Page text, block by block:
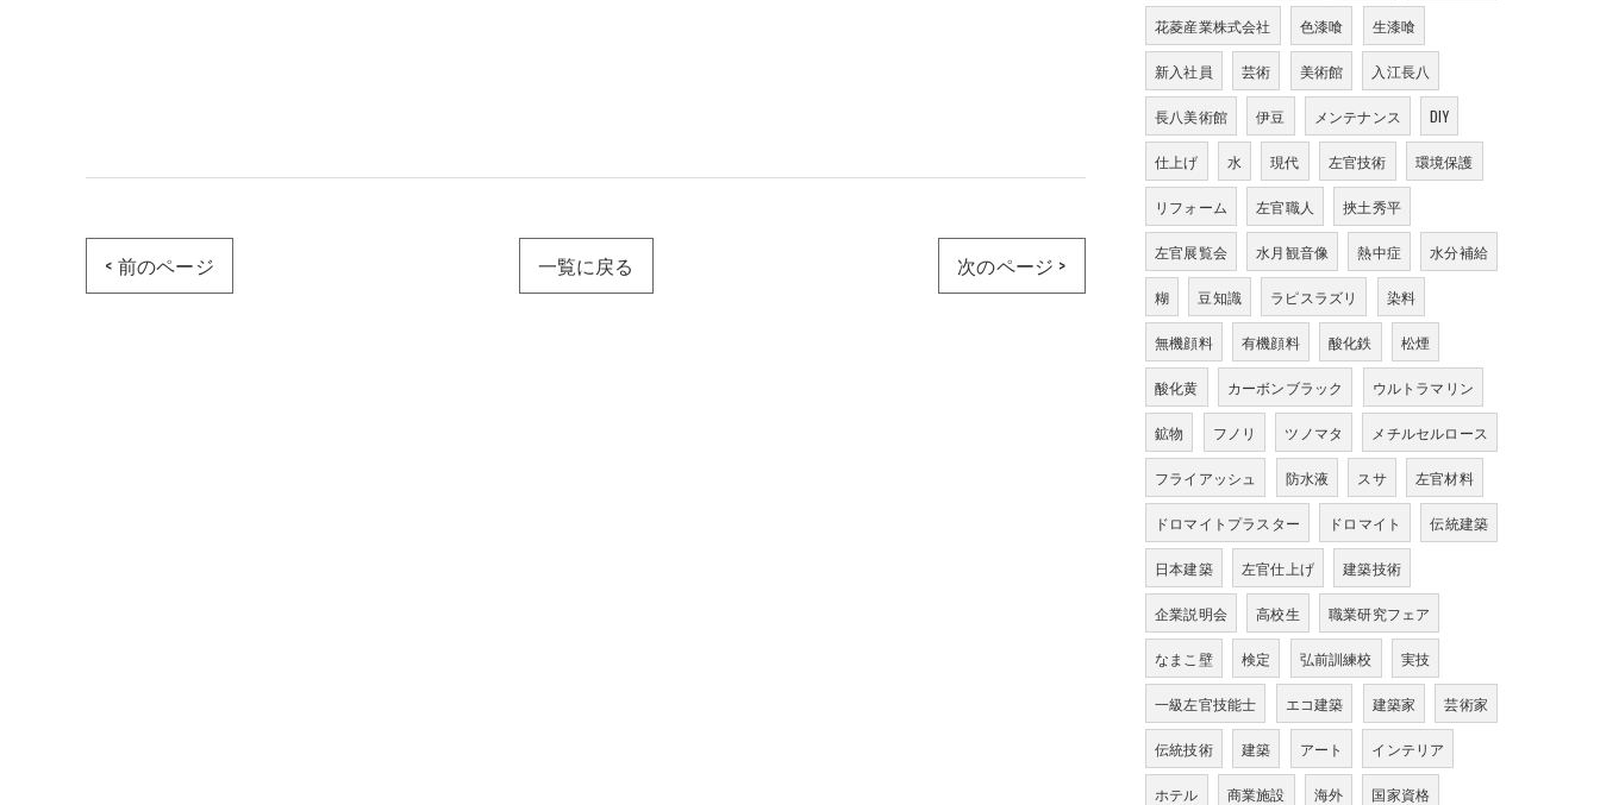
< 前のページ 一覧に戻る 次のページ >
花菱産業株式会社 色漆喰 生漆喰
新入社員 芸術 美術館 入江長八
長八美術館 伊豆 メンテナンス DIY
仕上げ 水 現代 左官技術 環境保護
リフォーム 左官職人 挾土秀平
左官展覧会 水月観音像 熱中症 水分補給
糊 豆知識 ラピスラズリ 染料
無機顔料 有機顔料 酸化鉄 松煙
酸化黄 カーボンブラック ウルトラマリン
鉱物 フノリ ツノマタ メチルセルロース
フライアッシュ 防水液 スサ 左官材料
ドロマイトプラスター ドロマイト 伝統建築
日本建築 左官仕上げ 建築技術
企業説明会 高校生 職業研究フェア
なまこ壁 検定 弘前訓練校 実技
一級左官技能士 エコ建築 建築家 芸術家
伝統技術 建築 アート インテリア
ホテル 商業施設 海外 国家資格